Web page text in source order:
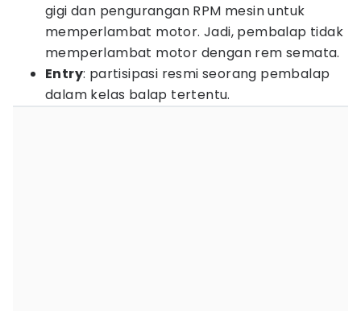
gigi dan pengurangan RPM mesin untuk
memperlambat motor. Jadi, pembalap tidak
memperlambat motor dengan rem semata.
Entry: partisipasi resmi seorang pembalap
dalam kelas balap tertentu.